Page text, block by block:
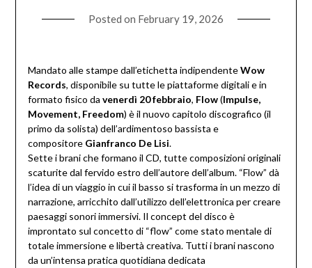
Posted on February 19, 2026
Mandato alle stampe dall’etichetta indipendenteWow
Records, disponibile su tutte le piattaforme digitali e in
formato fisico da venerdì 20 febbraio, Flow(Impulse,
Movement, Freedom) è il nuovo capitolo discografico (il
primo da solista) dell’ardimentoso bassista e
compositore Gianfranco De Lisi.
Sette i brani che formano il CD, tutte composizioni originali
scaturite dal fervido estro dell’autore dell’album. “Flow” dà
l’idea di un viaggio in cui il basso si trasforma in un mezzo di
narrazione, arricchito dall’utilizzo dell’elettronica per creare
paesaggi sonori immersivi. Il concept del disco è
improntato sul concetto di “flow” come stato mentale di
totale immersione e libertà creativa. Tutti i brani nascono
da un’intensa pratica quotidiana dedicata